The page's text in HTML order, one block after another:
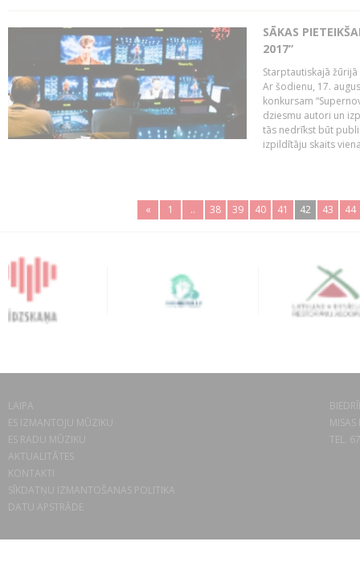
SĀKAS
2017”
Starptautiskajā
Ar šodienu, 17.
konkursam
dziesmu autori un
tās nedrīkst būt
izpildītāju skaits
« 1 .. 38 39 40 41 42 43 44
LAIPA
ES IZMANTOJU MŪZIKU
ES RADU MŪZIKU
AKTUALITĀTES
KONTAKTI
SĪKDATŅU IZMANTOŠANAS POLITIKA
DATU APSTRĀDE
TEL.